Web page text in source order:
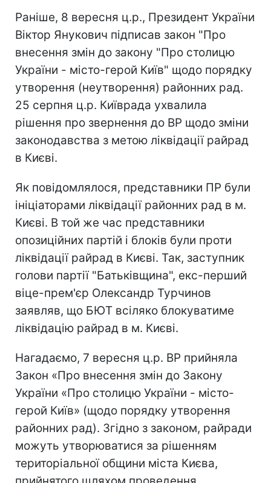
Раніше, 8 вересня ц.р., Президент України
Віктор Янукович підписав закон "Про
внесення змін до закону "Про столицю
України - місто-герой Київ" щодо порядку
утворення (неутворення) районних рад.
25 серпня ц.р. Київрада ухвалила
рішення про звернення до ВР щодо зміни
законодавства з метою ліквідації райрад
в Києві.
Як повідомлялося, представники ПР були
ініціаторами ліквідації районних рад в м.
Києві. В той же час представники
опозиційних партій і блоків були проти
ліквідації райрад в Києві. Так, заступник
голови партії "Батьківщина", екс-перший
віце-прем'єр Олександр Турчинов
заявляв, що БЮТ всіляко блокуватиме
ліквідацію райрад в м. Києві.
Нагадаємо, 7 вересня ц.р. ВР прийняла
Закон «Про внесення змін до Закону
України «Про столицю України - місто-
герой Київ» (щодо порядку утворення
районних рад). Згідно з законом, райради
можуть утворюватися за рішенням
територіальної общини міста Києва,